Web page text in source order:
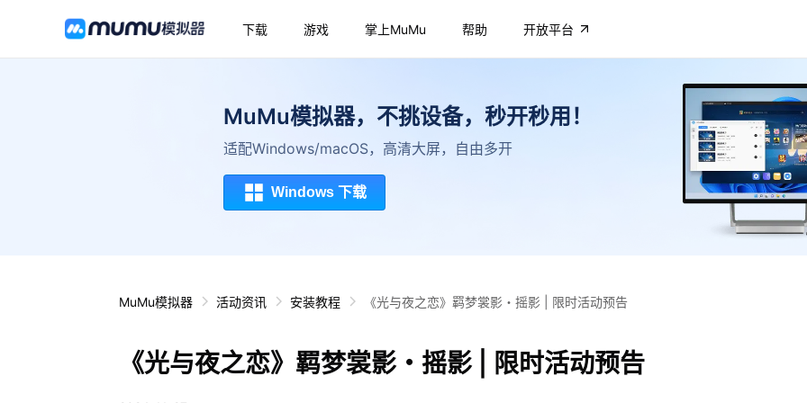
下载 游戏 掌上MuMu 帮助 开放平台
MuMu模拟器，不挑设备，秒开秒用！
适配Windows/macOS，高清大屏，自由多开
Windows 下载
MuMu模拟器 活动资讯 安装教程 《光与夜之恋》羁梦裳影・摇影 | 限时活动预告
《光与夜之恋》羁梦裳影・摇影 | 限时活动预告